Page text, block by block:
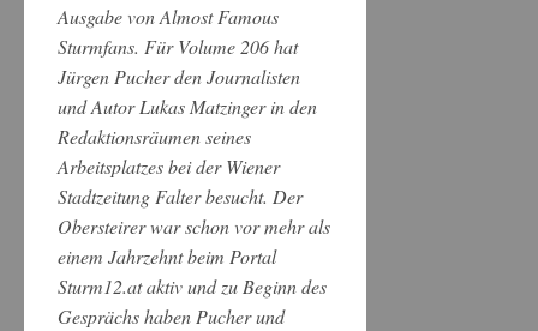
Ausgabe von Almost Famous
Sturmfans. Für Volume 206 hat
Jürgen Pucher den Journalisten
und Autor Lukas Matzinger in den
Redaktionsräumen seines
Arbeitsplatzes bei der Wiener
Stadtzeitung Falter besucht. Der
Obersteirer war schon vor mehr als
einem Jahrzehnt beim Portal
Sturm12.at aktiv und zu Beginn des
Gesprächs haben Pucher und